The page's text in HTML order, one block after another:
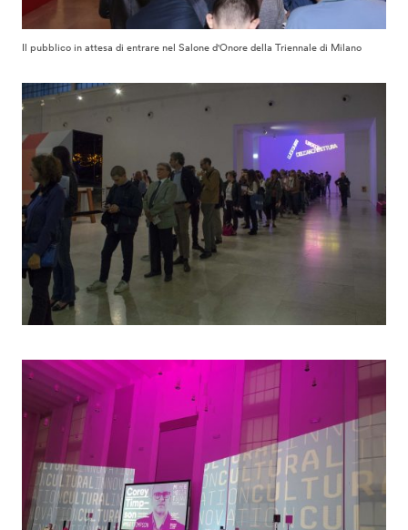
Il pubblico in attesa di entrare nel Salone d'Onore della Triennale di Milano